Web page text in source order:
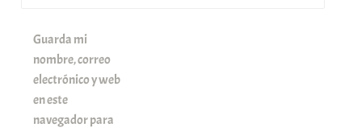
Guarda mi
nombre, correo
electrónico y web
en este
navegador para